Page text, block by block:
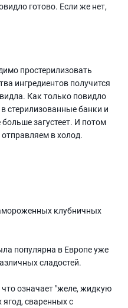
готово. Если же нет,
простерилизовать
ингредиентов получится
Как только повидло
стерилизованные банки и
загустеет. И потом
в холод.
клубничных
популярна в Европе уже
сладостей.
означает "желе, жидкую
сваренных с